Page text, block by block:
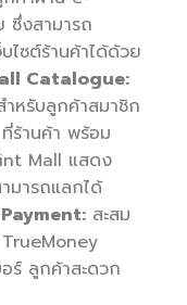
ซึ่งสามารถ
ไซต์ร้านค้าได้ด้วย
Catalogue:
ำหรับลูกค้าสมาชิก
ร้านค้า พร้อม
Mall แสดง
มารถแลกได้
สะสม
ร์ ลูกค้าสะดวก